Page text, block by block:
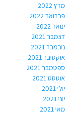
מרץ 2022
פברואר 2022
ינואר 2022
דצמבר 2021
נובמבר 2021
אוקטובר 2021
ספטמבר 2021
אוגוסט 2021
יולי 2021
יוני 2021
מאי 2021